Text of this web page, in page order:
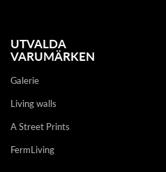
UTVALDA
VARUMÄRKEN
Galerie
Living walls
A Street Prints
FermLiving